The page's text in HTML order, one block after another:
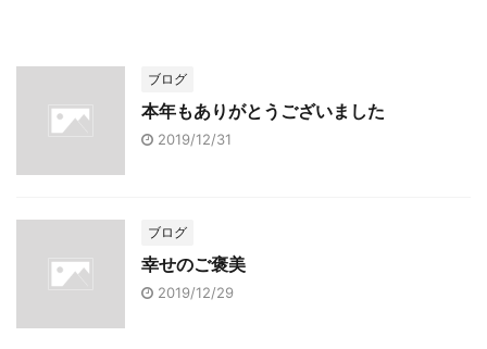
ブログ
本年もありがとうございました
2019/12/31
ブログ
幸せのご褒美
2019/12/29